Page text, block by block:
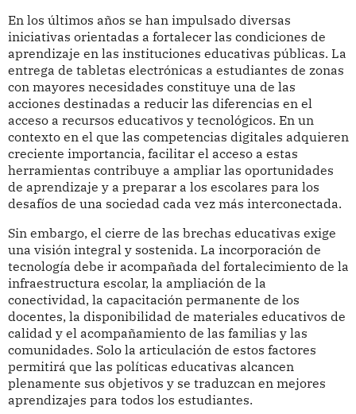
En los últimos años se han impulsado diversas
iniciativas orientadas a fortalecer las condiciones de
aprendizaje en las instituciones educativas públicas. La
entrega de tabletas electrónicas a estudiantes de zonas
con mayores necesidades constituye una de las
acciones destinadas a reducir las diferencias en el
acceso a recursos educativos y tecnológicos. En un
contexto en el que las competencias digitales adquieren
creciente importancia, facilitar el acceso a estas
herramientas contribuye a ampliar las oportunidades
de aprendizaje y a preparar a los escolares para los
desafíos de una sociedad cada vez más interconectada.
Sin embargo, el cierre de las brechas educativas exige
una visión integral y sostenida. La incorporación de
tecnología debe ir acompañada del fortalecimiento de la
infraestructura escolar, la ampliación de la
conectividad, la capacitación permanente de los
docentes, la disponibilidad de materiales educativos de
calidad y el acompañamiento de las familias y las
comunidades. Solo la articulación de estos factores
permitirá que las políticas educativas alcancen
plenamente sus objetivos y se traduzcan en mejores
aprendizajes para todos los estudiantes.